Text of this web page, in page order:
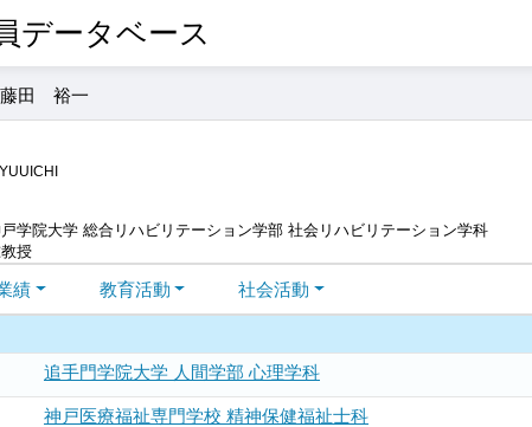
データベース
田 裕一
学院大学 総合リハビリテーション学部 社会リハビリテーション学科
授
績 教育活動 社会活動
追手門学院大学 人間学部 心理学科
神戸医療福祉専門学校 精神保健福祉士科